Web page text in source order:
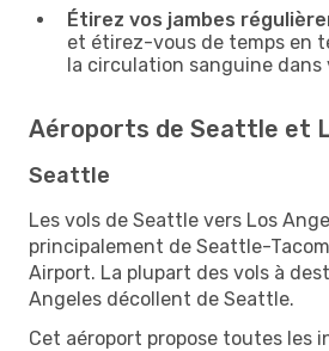
Étirez vos jambes
et étirez-vous de temps en
la circulation sanguine dans
Aéroports de Seattle et
Seattle
Les vols de Seattle vers Los
principalement de Seattle-
Airport. La plupart des vols à
Angeles décollent de Seattle.
Cet aéroport propose toutes les